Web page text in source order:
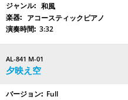
和風
アコースティックピアノ
3:32
AL-841 M-01
夕映え空
Full